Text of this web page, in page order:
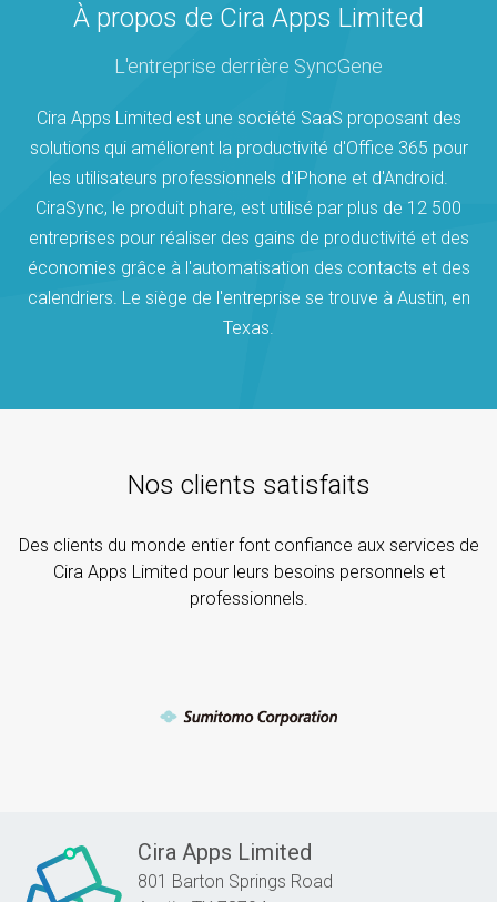
À propos de Cira Apps Limited
L'entreprise derrière SyncGene
Cira Apps Limited est une société SaaS proposant des
solutions qui améliorent la productivité d'Office 365 pour
les utilisateurs professionnels d'iPhone et d'Android.
CiraSync, le produit phare, est utilisé par plus de 12 500
entreprises pour réaliser des gains de productivité et des
économies grâce à l'automatisation des contacts et des
calendriers. Le siège de l'entreprise se trouve à Austin, en
Texas.
Nos clients satisfaits
Des clients du monde entier font confiance aux services de
Cira Apps Limited pour leurs besoins personnels et
professionnels.
Cira Apps Limited
801 Barton Springs Road